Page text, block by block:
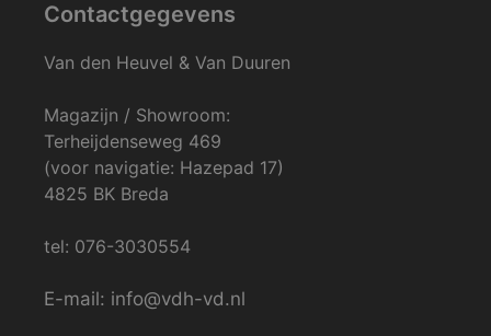
Contactgegevens
Van den Heuvel & Van Duuren
Magazijn / Showroom:
Terheijdenseweg 469
(voor navigatie: Hazepad 17)
4825 BK Breda
tel: 076-3030554
E-mail: info@vdh-vd.nl